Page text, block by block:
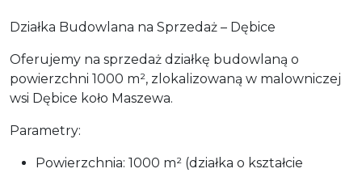
Działka Budowlana na Sprzedaż – Dębice
Oferujemy na sprzedaż działkę budowlaną o
powierzchni 1000 m², zlokalizowaną w malowniczej
wsi Dębice koło Maszewa.
Parametry:
Powierzchnia: 1000 m² (działka o kształcie